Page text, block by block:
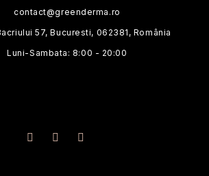
contact@greenderma.ro
57, Bucuresti, 062381, România
Luni-Sambata: 8:00 - 20:00